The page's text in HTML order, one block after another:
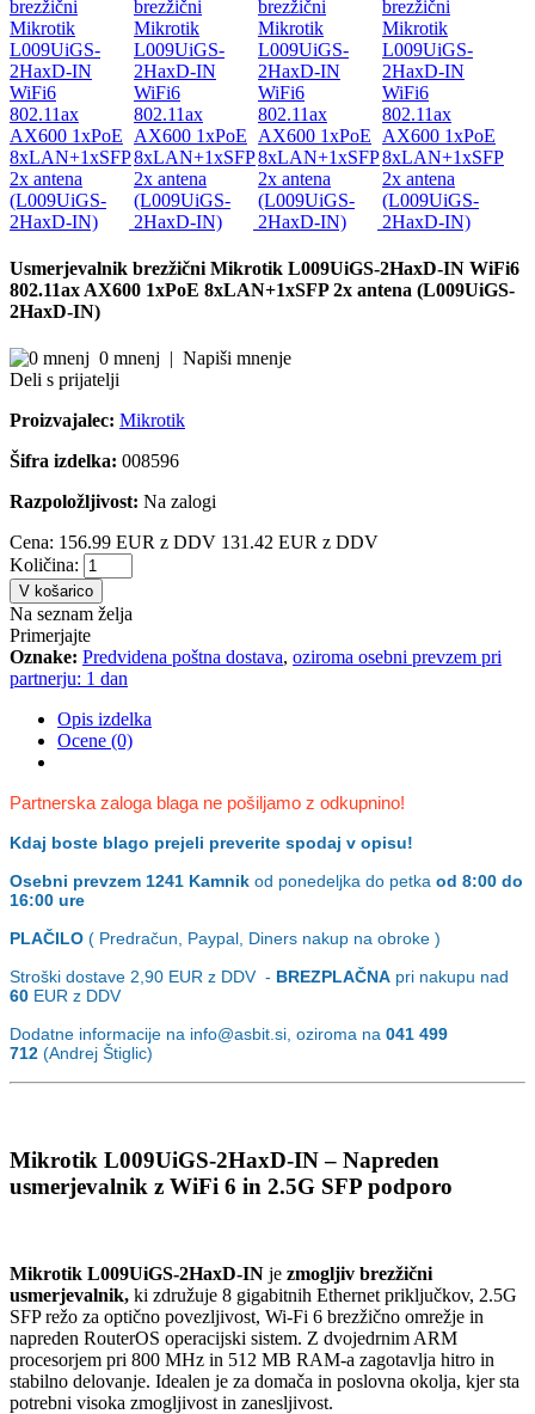
Usmerjevalnik brezžični Mikrotik L009UiGS-2HaxD-IN WiFi6
802.11ax AX600 1xPoE 8xLAN+1xSFP 2x antena (L009UiGS-
2HaxD-IN)
0 mnenj | Napiši mnenje
Deli s prijatelji
Proizvajalec: Mikrotik
Šifra izdelka: 008596
Razpoložljivost: Na zalogi
Cena: 156.99 EUR z DDV 131.42 EUR z DDV
Količina:
V košarico
Na seznam želja
Primerjajte
Oznake: Predvidena poštna dostava, oziroma osebni prevzem pri
partnerju: 1 dan
Opis izdelka
Ocene (0)
Partnerska zaloga blaga ne pošiljamo z odkupnino!
Kdaj boste blago prejeli preverite spodaj v opisu!
Osebni prevzem 1241 Kamnik od ponedeljka do petka od 8:00 do
16:00 ure
PLAČILO ( Predračun, Paypal, Diners nakup na obroke )
Stroški dostave 2,90 EUR z DDV - BREZPLAČNA pri nakupu nad
60 EUR z DDV
Dodatne informacije na info@asbit.si, oziroma na 041 499
712 (Andrej Štiglic)
Mikrotik L009UiGS-2HaxD-IN – Napreden
usmerjevalnik z WiFi 6 in 2.5G SFP podporo
Mikrotik L009UiGS-2HaxD-IN je zmogljiv brezžični
usmerjevalnik, ki združuje 8 gigabitnih Ethernet priključkov, 2.5G
SFP režo za optično povezljivost, Wi-Fi 6 brezžično omrežje in
napreden RouterOS operacijski sistem. Z dvojedrnim ARM
procesorjem pri 800 MHz in 512 MB RAM-a zagotavlja hitro in
stabilno delovanje. Idealen je za domača in poslovna okolja, kjer sta
potrebni visoka zmogljivost in zanesljivost.